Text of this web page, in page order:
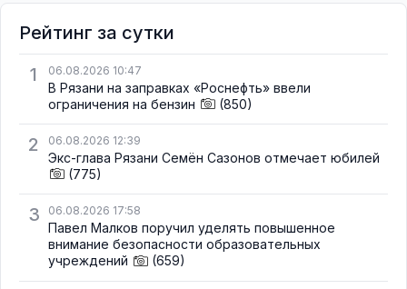
Рейтинг за сутки
1
06.08.2026 10:47
В Рязани на заправках «Роснефть» ввели
ограничения на бензин
(850)
2 06.08.2026 12:39
Экс-глава Рязани Семён Сазонов отмечает юбилей
(775)
3 06.08.2026 17:58
Павел Малков поручил уделять повышенное
внимание безопасности образовательных
учреждений
(659)